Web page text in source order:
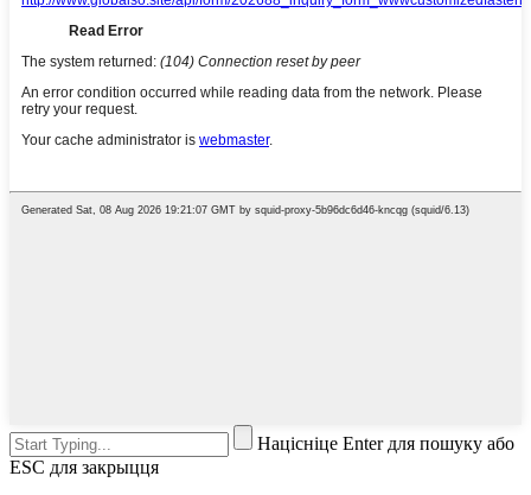
Націсніце Enter для пошуку або
ESC для закрыцця